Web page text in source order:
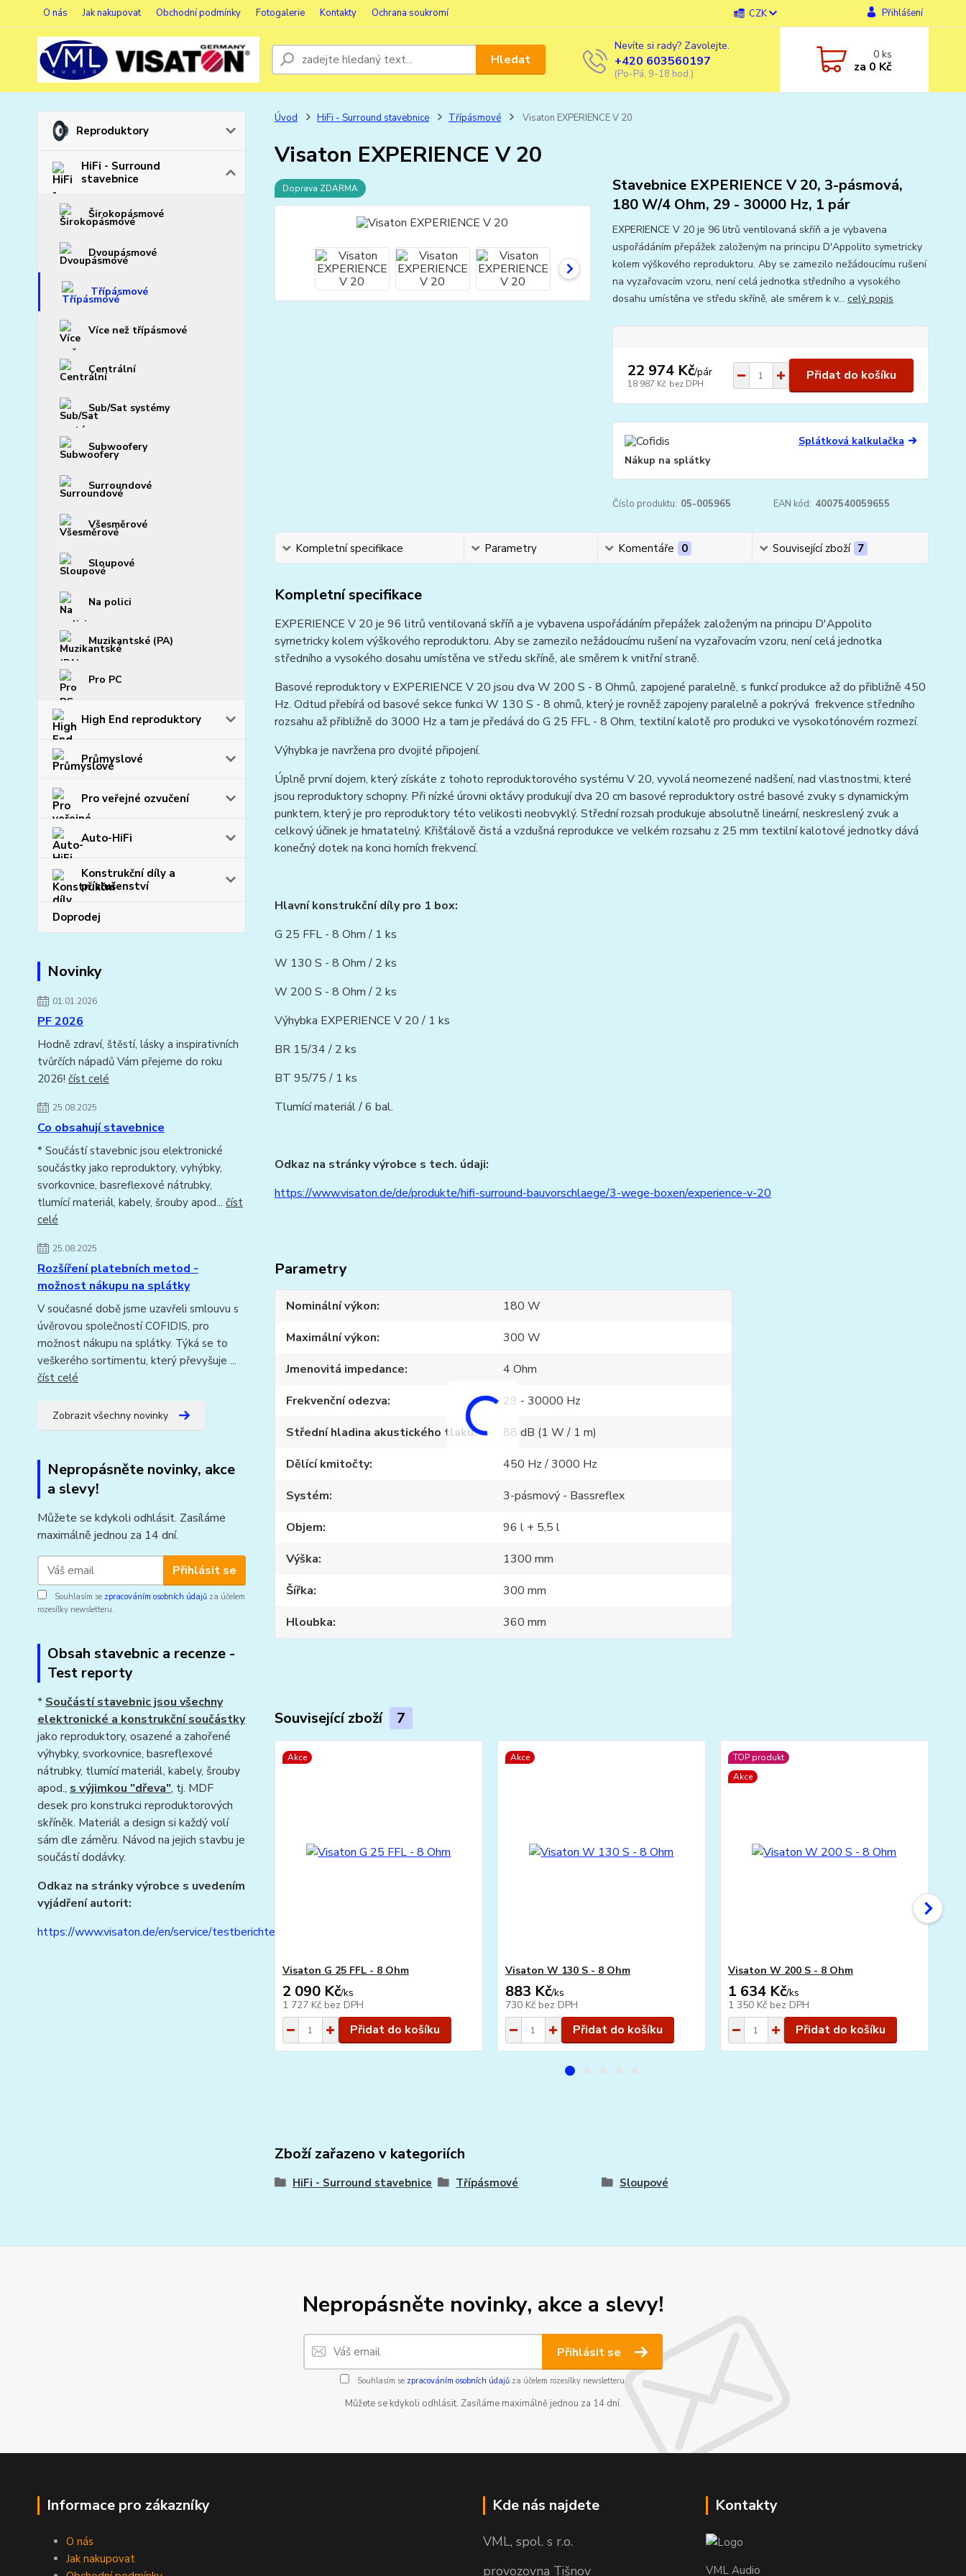
O nás Jak nakupovat Obchodní podmínky Fotogalerie Kontakty Ochrana soukromí CZK Přihlášení
Hledat
Nevíte si rady? Zavolejte.
+420 603560197
(Po-Pá, 9-18 hod.)
0ks
za 0 Kč
Reproduktory
HiFi - Surround
stavebnice
Širokopásmové
Dvoupásmové
Třípásmové
Více než třípásmové
Centrální
Sub/Sat systémy
Subwoofery
Surroundové
Všesměrové
Sloupové
Na polici
Muzikantské (PA)
Pro PC
High End reproduktory
Průmyslové
Pro veřejné ozvučení
Auto-HiFi
Konstrukční díly a
příslušenství
Doprodej
Novinky
01.01.2026
PF 2026
Hodně zdraví, štěstí, lásky a inspirativních
tvůrčích nápadů Vám přejeme do roku
2026! číst celé
25.08.2025
Co obsahují stavebnice
* Součástí stavebnic jsou elektronické
součástky jako reproduktory, vyhýbky,
svorkovnice, basreflexové nátrubky,
tlumící materiál, kabely, šrouby apod... číst
celé
25.08.2025
Rozšíření platebních metod -
možnost nákupu na splátky
V současné době jsme uzavřeli smlouvu s
úvěrovou společností COFIDIS, pro
možnost nákupu na splátky. Týká se to
veškerého sortimentu, který převyšuje ...
číst celé
Zobrazit všechny novinky
Nepropásněte novinky, akce
a slevy!
Můžete se kdykoli odhlásit. Zasíláme
maximálně jednou za 14 dní.
Přihlásit se
Souhlasím se zpracováním osobních údajů za účelem
rozesílky newsletteru.
Obsah stavebnic a recenze -
Test reporty
* Součástí stavebnic jsou všechny
elektronické a konstrukční součástky
jako reproduktory, osazené a zahořené
výhybky, svorkovnice, basreflexové
nátrubky, tlumící materiál, kabely, šrouby
apod., s výjimkou "dřeva", tj. MDF
desek pro konstrukci reproduktorových
skříněk. Materiál a design si každý volí
sám dle záměru. Návod na jejich stavbu je
součástí dodávky.
Odkaz na stránky výrobce s uvedením
vyjádření autorit:
https://www.visaton.de/en/service/testberichte
Úvod HiFi - Surround stavebnice Třípásmové Visaton EXPERIENCE V 20
Visaton EXPERIENCE V 20
Doprava ZDARMA
Stavebnice EXPERIENCE V 20, 3-pásmová,
180 W/4 Ohm, 29 - 30000 Hz, 1 pár
EXPERIENCE V 20 je 96 litrů ventilovaná skříň a je vybavena
uspořádáním přepážek založeným na principu D'Appolito symetricky
kolem výškového reproduktoru. Aby se zamezilo nežádoucímu rušení
na vyzařovacím vzoru, není celá jednotka středního a vysokého
dosahu umístěna ve středu skříně, ale směrem k v... celý popis
22 974 Kč/pár
18 987 Kč bez DPH
Přidat do košíku
Splátková kalkulačka
Nákup na splátky
Číslo produktu: 05-005965 EAN kód: 4007540059655
Kompletní specifikace Parametry Komentáře 0 Související zboží 7
Kompletní specifikace
EXPERIENCE V 20 je 96 litrů ventilovaná skříň a je vybavena uspořádáním přepážek založeným na principu D'Appolito
symetricky kolem výškového reproduktoru. Aby se zamezilo nežádoucímu rušení na vyzařovacím vzoru, není celá jednotka
středního a vysokého dosahu umístěna ve středu skříně, ale směrem k vnitřní straně.
Basové reproduktory v EXPERIENCE V 20 jsou dva W 200 S - 8 Ohmů, zapojené paralelně, s funkcí produkce až do přibližně 450
Hz. Odtud přebírá od basové sekce funkci W 130 S - 8 ohmů, který je rovněž zapojeny paralelně a pokrývá frekvence středního
rozsahu až přibližně do 3000 Hz a tam je předává do G 25 FFL - 8 Ohm, textilní kalotě pro produkci ve vysokotónovém rozmezí.
Výhybka je navržena pro dvojité připojení.
Úplně první dojem, který získáte z tohoto reproduktorového systému V 20, vyvolá neomezené nadšení, nad vlastnostmi, které
jsou reproduktory schopny. Při nízké úrovni oktávy produkují dva 20 cm basové reproduktory ostré basové zvuky s dynamickým
punktem, který je pro reproduktory této velikosti neobvyklý. Střední rozsah produkuje absolutně lineární, neskreslený zvuk a
celkový účinek je hmatatelný. Křišťálově čistá a vzdušná reprodukce ve velkém rozsahu z 25 mm textilní kalotové jednotky dává
konečný dotek na konci horních frekvencí.
Hlavní konstrukční díly pro 1 box:
G 25 FFL - 8 Ohm / 1 ks
W 130 S - 8 Ohm / 2 ks
W 200 S - 8 Ohm / 2 ks
Výhybka EXPERIENCE V 20 / 1 ks
BR 15/34 / 2 ks
BT 95/75 / 1 ks
Tlumící materiál / 6 bal.
Odkaz na stránky výrobce s tech. údaji:
https://www.visaton.de/de/produkte/hifi-surround-bauvorschlaege/3-wege-boxen/experience-v-20
Parametry
Nominální výkon
180 W
Maximální výkon
300 W
Jmenovitá impedance
4 Ohm
Frekvenční odezva
29 - 30000 Hz
Střední hladina akustického tlaku
88 dB (1 W / 1 m)
Dělící kmitočty
450 Hz / 3000 Hz
Systém
3-pásmový - Bassreflex
Objem
96 l + 5,5 l
Výška
1300 mm
Šířka
300 mm
Hloubka
360 mm
Související zboží 7
Akce
Visaton G 25 FFL - 8 Ohm
2 090 Kč/ks
1 727 Kč bez DPH
Přidat do košíku
Akce
Visaton W 130 S - 8 Ohm
883 Kč/ks
730 Kč bez DPH
Přidat do košíku
TOP produkt
Akce
Visaton W 200 S - 8 Ohm
1 634 Kč/ks
1 350 Kč bez DPH
Přidat do košíku
Zboží zařazeno v kategoriích
HiFi - Surround stavebnice Třípásmové Sloupové
Nepropásněte novinky, akce a slevy!
Přihlásit se
Souhlasím se zpracováním osobních údajůza účelem rozesílky newsletteru.
Můžete se kdykoli odhlásit. Zasíláme maximálně jednou za 14 dní.
Informace pro zákazníky
O nás
Jak nakupovat
Kde nás najdete
VML, spol. s r.o.
provozovna Tišnov
Kontakty
VML Audio